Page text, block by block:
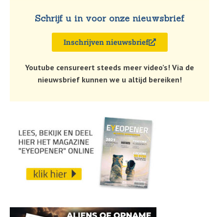
Schrijf u in voor onze nieuwsbrief
Inschrijven nieuwsbrief
Youtube censureert steeds meer video’s! Via de
nieuwsbrief kunnen we u altijd bereiken!